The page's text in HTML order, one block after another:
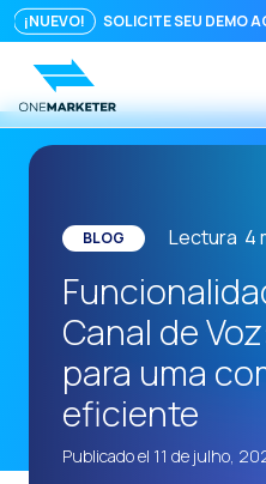
¡NUEVO! SOLICITE SEU DEMO
BLOG Lectura 4
Canal de
para uma
eficiente
Publicado el 11 de julho,